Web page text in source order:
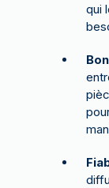
qui